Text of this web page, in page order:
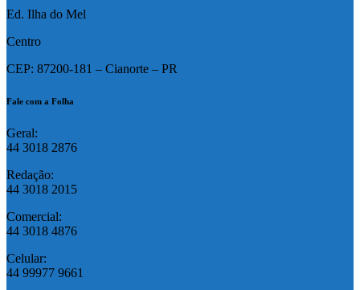
Ed. Ilha do Mel
Centro
CEP: 87200-181 – Cianorte – PR
Fale com a Folha
Geral:
44 3018 2876
Redação:
44 3018 2015
Comercial:
44 3018 4876
Celular:
44 99977 9661